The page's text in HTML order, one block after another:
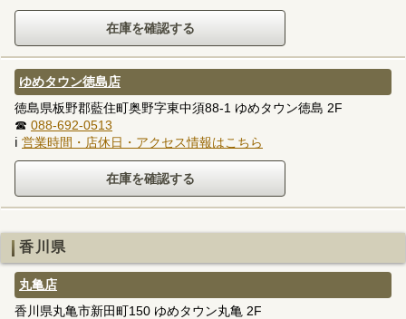
ゆめタウン徳島店
徳島県板野郡藍住町奥野字東中須88-1 ゆめタウン徳島 2F
☎ 088-692-0513
ℹ 営業時間・店休日・アクセス情報はこちら
香川県
丸亀店
香川県丸亀市新田町150 ゆめタウン丸亀 2F